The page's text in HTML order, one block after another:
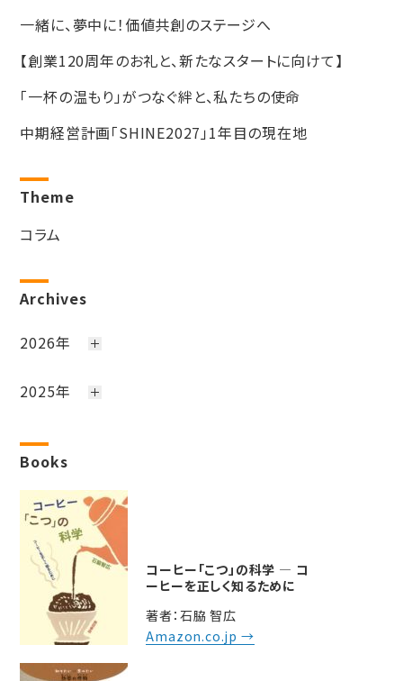
一緒に、夢中に！価値共創のステージへ
【創業120周年のお礼と、新たなスタートに向けて】
「一杯の温もり」がつなぐ絆と、私たちの使命
中期経営計画「SHINE2027」1年目の現在地
Theme
コラム
Archives
2026年
2025年
Books
コーヒー「こつ」の科学 ― コ
ーヒーを正しく知るために
著者：石脇 智広
Amazon.co.jp →